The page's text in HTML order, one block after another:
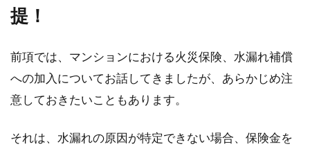
提！
前項では、マンションにおける火災保険、水漏れ補償
への加入についてお話してきましたが、あらかじめ注
意しておきたいこともあります。
それは、水漏れの原因が特定できない場合、保険金を